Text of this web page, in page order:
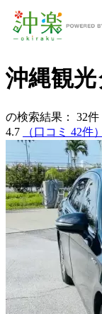
沖縄観光
の検索結果： 32件
4.7
（口コミ 42件）